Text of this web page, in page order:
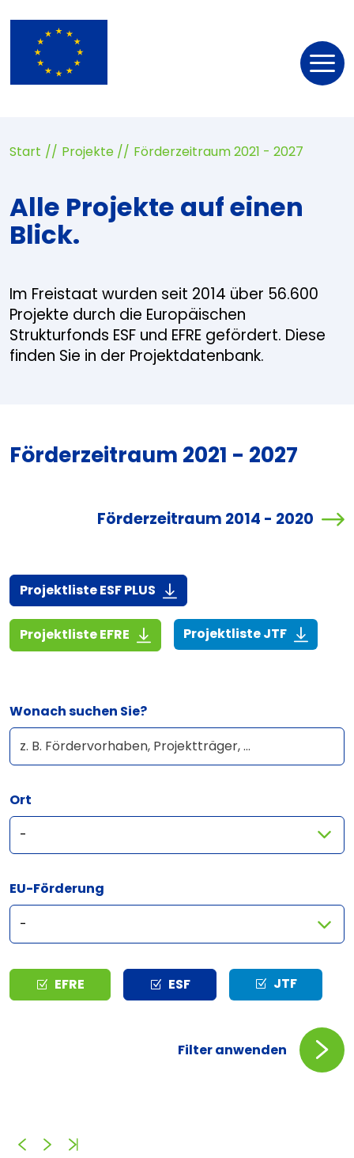
Start Projekte Förderzeitraum 2021 - 2027
Alle Projekte auf einen
Blick.
Im Freistaat wurden seit 2014 über 56.600
Projekte durch die Europäischen
Strukturfonds ESF und EFRE gefördert. Diese
finden Sie in der Projektdatenbank.
Förderzeitraum 2021 - 2027
Förderzeitraum 2014 - 2020
Projektliste ESF PLUS (916,7 KiB)
Projektliste EFRE (1,4 MiB)Projektliste JTF(268,6
Wonach suchen Sie?
Ort
EU-Förderung
Typ EFRE ESF JTF
Filter anwenden
ZurückVorwärts